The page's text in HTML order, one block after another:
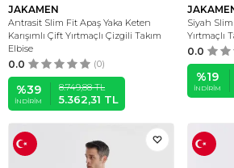
JAKAMEN
Antrasit Slim Fit Apaş Yaka Keten
Karışımlı Çift Yırtmaçlı Çizgili Takım
Elbise
0.0 (0)
%39
İNDIRIM
8.749,88TL
5.362,31 TL
Siyah
Yırtmaçlı
0.0
%19
İNDIRIM